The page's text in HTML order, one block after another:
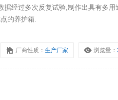
据经过多次反复试验,制作出具有多
的养护箱.
厂商性质：生产厂家 浏览量：